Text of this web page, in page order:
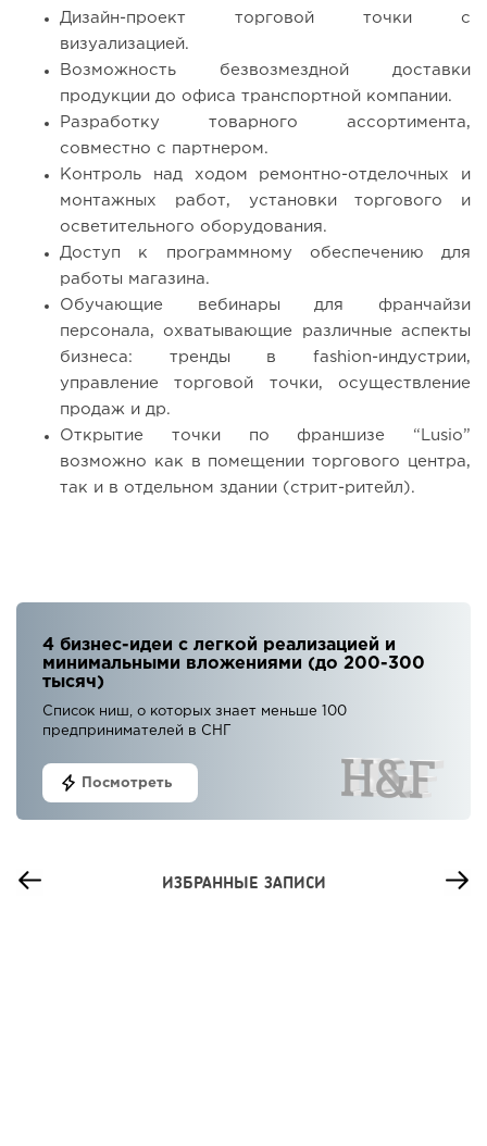
Дизайн-проект торговой точки с
визуализацией.
Возможность безвозмездной доставки
продукции до офиса транспортной компании.
Разработку товарного ассортимента,
совместно с партнером.
Контроль над ходом ремонтно-отделочных и
монтажных работ, установки торгового и
осветительного оборудования.
Доступ к программному обеспечению для
работы магазина.
Обучающие вебинары для франчайзи
персонала, охватывающие различные аспекты
бизнеса: тренды в fashion-индустрии,
управление торговой точки, осуществление
продаж и др.
Открытие точки по франшизе “Lusio”
возможно как в помещении торгового центра,
так и в отдельном здании (стрит-ритейл).
4 бизнес-идеи с легкой реализацией и
минимальными вложениями (до 200-300
тысяч)
Список ниш, о которых знает меньше 100
предпринимателей в СНГ
Посмотреть
ИЗБРАННЫЕ ЗАПИСИ